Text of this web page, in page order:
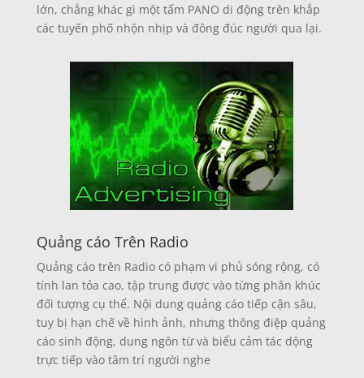
lớn, chẳng khác gì một tấm PANO di động trên khắp
các tuyến phố nhộn nhịp và đông đúc người qua lại.
Quảng cáo Trên Radio
Quảng cáo trên Radio có phạm vi phủ sóng rộng, có
tính lan tỏa cao, tập trung được vào từng phân khúc
đối tượng cụ thể. Nội dung quảng cáo tiếp cận sâu,
tuy bị hạn chế về hình ảnh, nhưng thông điệp quảng
cáo sinh động, dung ngôn từ và biểu cảm tác dộng
trực tiếp vào tâm trí người nghe